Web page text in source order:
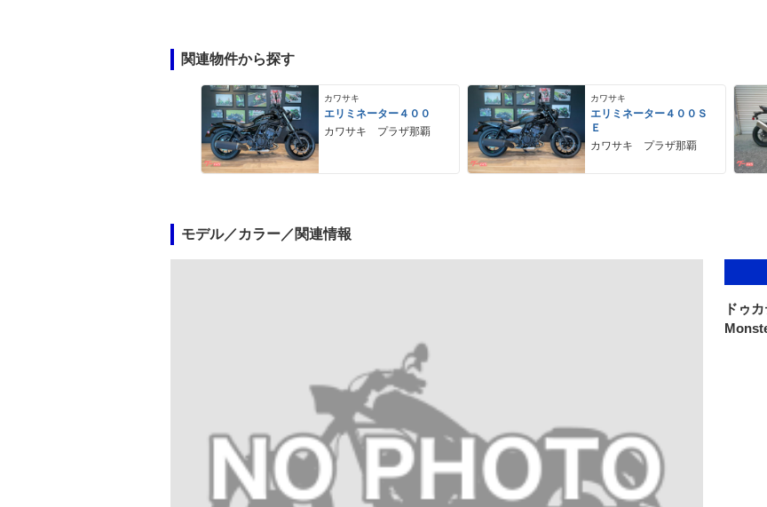
関連物件から探す
カワサキ
エリミネーター４００
カワサキ プラザ那覇
カワサキ
エリミネーター４００Ｓ
Ｅ
カワサキ プラザ那覇
モデル／カラー／関連情報
ドゥ